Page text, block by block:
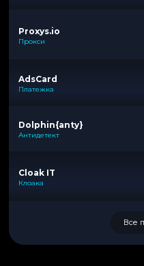
Proxys.io
Прокси
AdsCard
Платежка
Dolphin{anty}
Антидетект
Cloak IT
Клоака
Все